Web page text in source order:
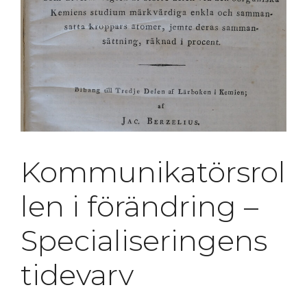
Kommunikatörsrol
len i förändring –
Specialiseringens
tidevarv